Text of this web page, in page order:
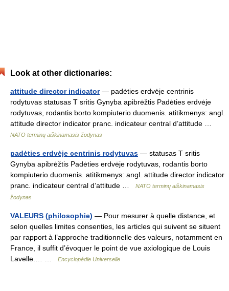
Look at other dictionaries:
attitude director indicator— padėties erdvėje centrinis
rodytuvas statusas T sritis Gynyba apibrėžtis Padėties erdvėje
rodytuvas, rodantis borto kompiuterio duomenis. atitikmenys: angl.
attitude director indicator pranc. indicateur central d’attitude …
NATO terminų aiškinamasis žodynas
padėties erdvėje centrinis rodytuvas — statusas T sritis
Gynyba apibrėžtis Padėties erdvėje rodytuvas, rodantis borto
kompiuterio duomenis. atitikmenys: angl. attitude director indicator
pranc. indicateur central d’attitude …
NATO terminų aiškinamasis
žodynas
VALEURS (philosophie) — Pour mesurer à quelle distance, et
selon quelles limites consenties, les articles qui suivent se situent
par rapport à l’approche traditionnelle des valeurs, notamment en
France, il suffit d’évoquer le point de vue axiologique de Louis
Lavelle.… …
Encyclopédie Universelle